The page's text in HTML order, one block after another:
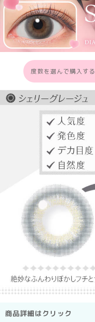
度数を選んで購入する
商品詳細はクリック